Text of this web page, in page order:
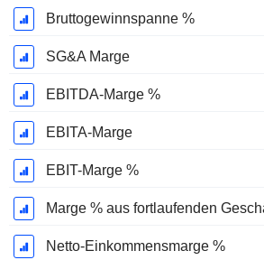
Bruttogewinnspanne %
SG&A Marge
EBITDA-Marge %
EBITA-Marge
EBIT-Marge %
Marge % aus fortlaufenden
Netto-Einkommensmarge %